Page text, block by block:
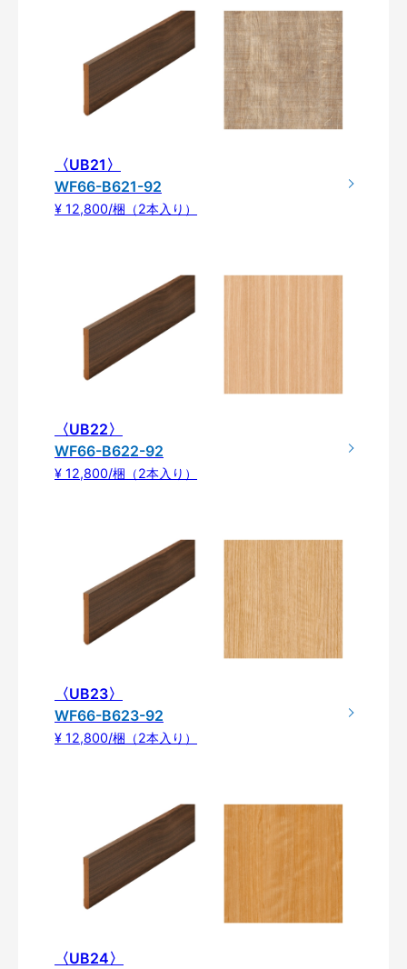
〈UB21〉
WF66-B621-92
¥ 12,800/梱（2本入り）
〈UB22〉
WF66-B622-92
¥ 12,800/梱（2本入り）
〈UB23〉
WF66-B623-92
¥ 12,800/梱（2本入り）
〈UB24〉